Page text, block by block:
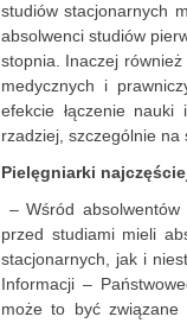
studiów stacjonarnych
absolwenci studiów
stopnia. Inaczej
medycznych i
efekcie łączenie
rzadziej, szczególnie na
Pielęgniarki
– Wśród
przed studiami mieli
stacjonarnych, jak i
Informacji –
może to być związane